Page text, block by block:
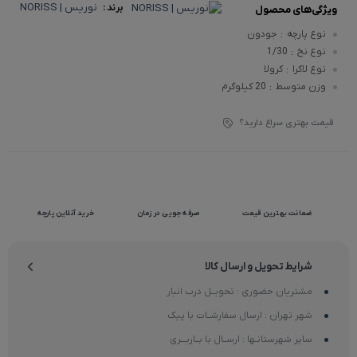
برند : نوریس | NORISS ویژگی‌های محصول
نوع پارچه : جودون
نوع نخ :
1/30
نوع لاکرا : کرولا
وزن متوسط : 20 کیلوگرم
قیمت بهتری سراغ دارید؟
ضمانت بهترین قیمت صرفه جویی در زمان خرید آنلاین پارچه
شرایط تحویل و ارسال کالا
مشتریان حضوری : تحویــل درب انبار
شهر تهران : ارسال سفارشــات با پیک
سایر شهرستانـها : ارســال با بــاربـــری